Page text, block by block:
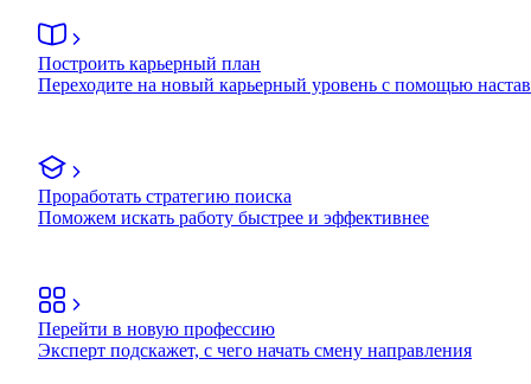
Построить карьерный план
Переходите на новый карьерный уровень с помощью
Проработать стратегию поиска
Поможем искать работу быстрее и эффективнее
Перейти в новую профессию
Эксперт подскажет, с чего начать смену направления